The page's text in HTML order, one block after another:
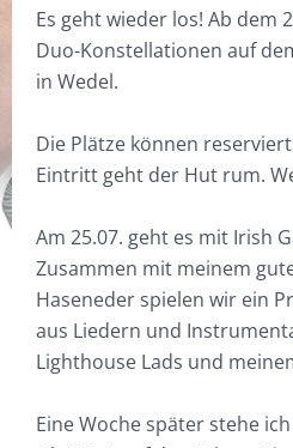
FILZ
VERY SPECIAL
T-SHIRTS & POLO-SHIRTS
GUTSCHEINE
Es geht wieder los! Ab dem
Duo-Konstellationen auf
in Wedel.
Die Plätze können
Eintritt geht der Hut rum.
Am 25.07. geht es mit Irish
Zusammen mit meinem
Haseneder spielen wir ein
aus Liedern und
Lighthouse Lads und
Eine Woche später stehe